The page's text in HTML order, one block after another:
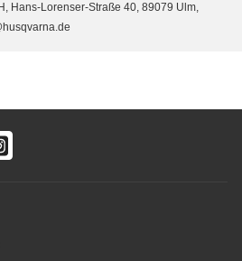
Hans-Lorenser-Straße 40, 89079 Ulm,